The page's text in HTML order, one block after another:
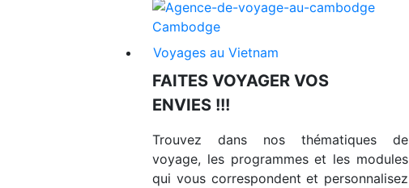
Cambodge
Voyages au Vietnam
FAITES VOYAGER VOS
ENVIES !!!
Trouvez dans nos thématiques de
voyage, les programmes et les modules
qui vous correspondent et personnalisez